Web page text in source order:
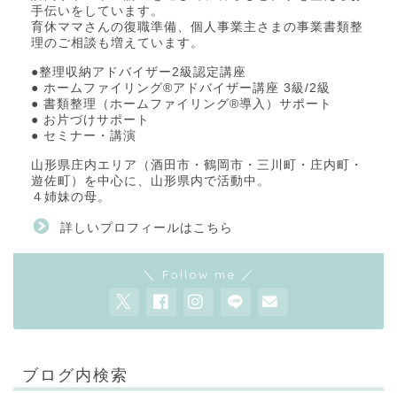
手伝いをしています。
育休ママさんの復職準備、個人事業主さまの事業書類整
理のご相談も増えています。
●整理収納アドバイザー2級認定講座
● ホームファイリング®アドバイザー講座 3級/2級
● 書類整理（ホームファイリング®導入）サポート
● お片づけサポート
● セミナー・講演
山形県庄内エリア（酒田市・鶴岡市・三川町・庄内町・
遊佐町）を中心に、山形県内で活動中。
４姉妹の母。
詳しいプロフィールはこちら
＼ Follow me ／
ブログ内検索